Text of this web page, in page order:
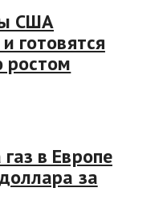
США
готовятся
ростом
в Европе
за